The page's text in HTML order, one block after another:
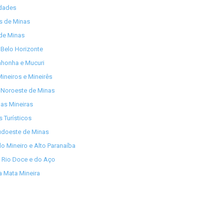
de Minas
Minas
Horizonte
e Mucuri
e Mineirês
de Minas
Mineiras
Turísticos
de Minas
Mineiro e Alto Paranaíba
Rio Doce e do Aço
Mata Mineira